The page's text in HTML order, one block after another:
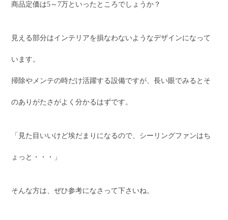
商品定価は5～7万といったところでしょうか？
見える部分はインテリアを損なわないようなデザインになって
います。
掃除やメンテの時だけ活躍する設備ですが、長い眼でみるとそ
のありがたさがよく分かるはずです。
「見た目いいけど埃だまりになるので、シーリングファンはち
ょっと・・・」
そんな方は、ぜひ参考になさって下さいね。